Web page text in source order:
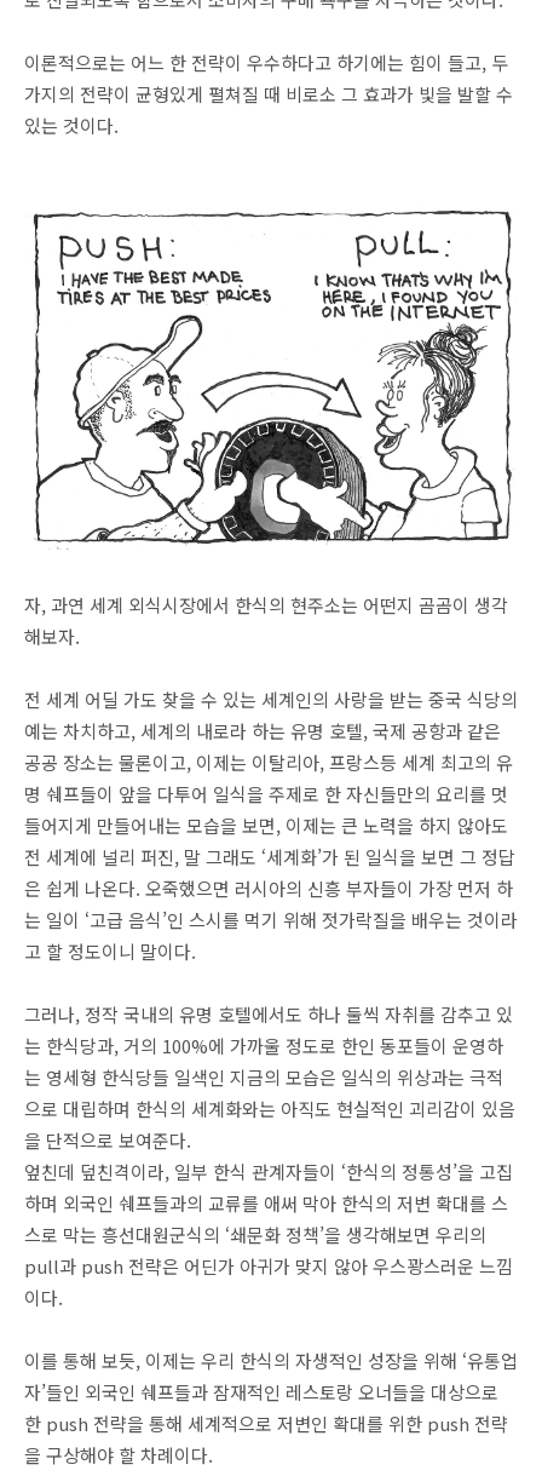
이론적으로는 어느 한 전략이 우수하다고 하기에는 힘이 들고, 두
가지의 전략이 균형있게 펼쳐질 때 비로소 그 효과가 빛을 발할 수
있는 것이다.
자, 과연 세계 외식시장에서 한식의 현주소는 어떤지 곰곰이 생각
해보자.
전 세계 어딜 가도 찾을 수 있는 세계인의 사랑을 받는 중국 식당의
예는 차치하고, 세계의 내로라 하는 유명 호텔, 국제 공항과 같은
공공 장소는 물론이고, 이제는 이탈리아, 프랑스등 세계 최고의 유
명 쉐프들이 앞을 다투어 일식을 주제로 한 자신들만의 요리를 멋
들어지게 만들어내는 모습을 보면, 이제는 큰 노력을 하지 않아도
전 세계에 널리 퍼진, 말 그래도 ‘세계화’가 된 일식을 보면 그 정답
은 쉽게 나온다. 오죽했으면 러시아의 신흥 부자들이 가장 먼저 하
는 일이 ‘고급 음식’인 스시를 먹기 위해 젓가락질을 배우는 것이라
고 할 정도이니 말이다.
그러나, 정작 국내의 유명 호텔에서도 하나 둘씩 자취를 감추고 있
는 한식당과, 거의 100%에 가까울 정도로 한인 동포들이 운영하
는 영세형 한식당들 일색인 지금의 모습은 일식의 위상과는 극적
으로 대립하며 한식의 세계화와는 아직도 현실적인 괴리감이 있음
을 단적으로 보여준다.
엎친데 덮친격이라, 일부 한식 관계자들이 ‘한식의 정통성’을 고집
하며 외국인 쉐프들과의 교류를 애써 막아 한식의 저변 확대를 스
스로 막는 흥선대원군식의 ‘쇄문화 정책’을 생각해보면 우리의
pull과 push 전략은 어딘가 아귀가 맞지 않아 우스꽝스러운 느낌
이다.
이를 통해 보듯, 이제는 우리 한식의 자생적인 성장을 위해 ‘유통업
자’들인 외국인 쉐프들과 잠재적인 레스토랑 오너들을 대상으로
한 push 전략을 통해 세계적으로 저변인 확대를 위한 push 전략
을 구상해야 할 차례이다.